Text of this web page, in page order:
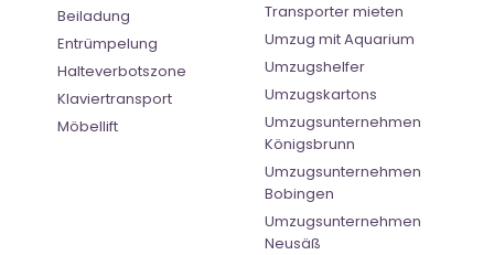
Beiladung
Entrümpelung
Halteverbotszone
Klaviertransport
Möbellift
Transporter mieten
Umzug mit Aquarium
Umzugshelfer
Umzugskartons
Umzugsunternehmen
Königsbrunn
Umzugsunternehmen
Bobingen
Umzugsunternehmen
Neusäß